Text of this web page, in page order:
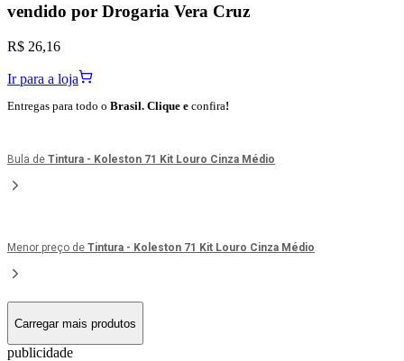
vendido por Drogaria Vera Cruz
R$ 26,16
Ir para a loja
Entregas para todo o Brasil. Clique e confira!
Bula de Tintura - Koleston 71 Kit Louro Cinza Médio
Menor preço de Tintura - Koleston 71 Kit Louro Cinza Médio
Carregar mais produtos
publicidade